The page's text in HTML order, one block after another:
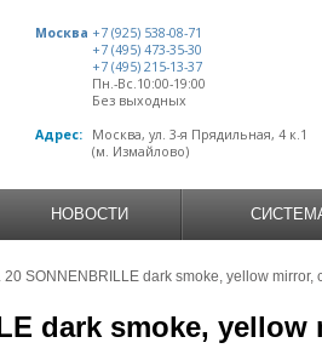
Москва +7 (925) 538-08-71
+7 (495) 473-35-30
+7 (495) 215-13-37
Пн.-Вс.10:00-19:00
Без выходных
Адрес:
Москва, ул. 3-я Прядильная, 4 к.1
(м. Измайлово)
НОВОСТИ
SONNENBRILLE dark smoke, yellow mirror,
dark smoke, yellow